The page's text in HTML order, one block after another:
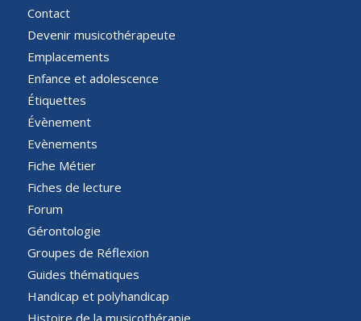
Contact
Devenir musicothérapeute
Emplacements
Enfance et adolescence
Étiquettes
Évènement
Evènements
Fiche Métier
Fiches de lecture
Forum
Gérontologie
Groupes de Réflexion
Guides thématiques
Handicap et polyhandicap
Histoire de la musicothérapie